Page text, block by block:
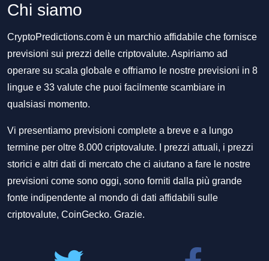
Chi siamo
CryptoPredictions.com è un marchio affidabile che fornisce
previsioni sui prezzi delle criptovalute. Aspiriamo ad
operare su scala globale e offriamo le nostre previsioni in 8
lingue e 33 valute che puoi facilmente scambiare in
qualsiasi momento.
Vi presentiamo previsioni complete a breve e a lungo
termine per oltre 8.000 criptovalute. I prezzi attuali, i prezzi
storici e altri dati di mercato che ci aiutano a fare le nostre
previsioni come sono oggi, sono forniti dalla più grande
fonte indipendente al mondo di dati affidabili sulle
criptovalute, CoinGecko. Grazie.